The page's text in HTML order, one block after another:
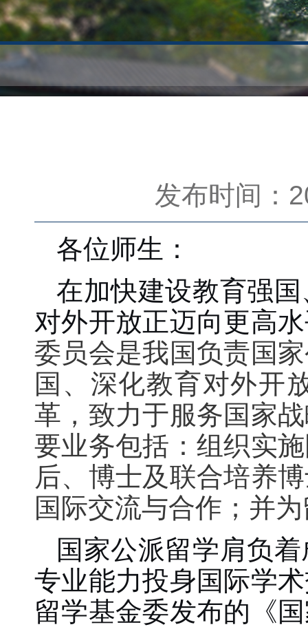
发布时间：
各位师生：
在加快建设教育强
对外开放正迈向更高
委员会是我国负责国
国、深化教育对外开
革，致力于服务国家
要业务包括：组织实
后、博士及联合培养
国际交流与合作；并
国家公派留学肩负
专业能力投身国际学
留学基金委发布的《